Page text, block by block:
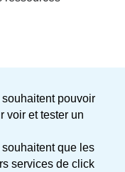
pouvoir
voir et tester un
que les
services de click